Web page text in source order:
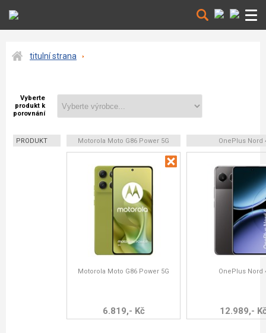
titulní strana
Vyberte
produkt k
porovnání
PRODUKT Motorola Moto G86 Power 5G OnePlus Nord
Motorola Moto G86 Power 5G
6.819,- Kč
OnePlus Nord
12.989,-